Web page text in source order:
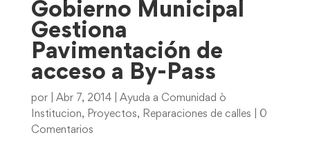
Gobierno Municipal
Gestiona
Pavimentación de
acceso a By-Pass
por Abr 7, 2014| Ayuda a Comunidad ò
Institucion, Proyectos, Reparaciones de calles
0
Comentarios